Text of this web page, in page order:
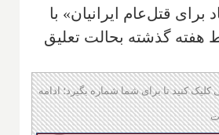
قتل‌عام ایرانیان» با
هفته گذشته بحالت تعلیق
کنید تا برای شما شماره بگیرد؛ ادامه